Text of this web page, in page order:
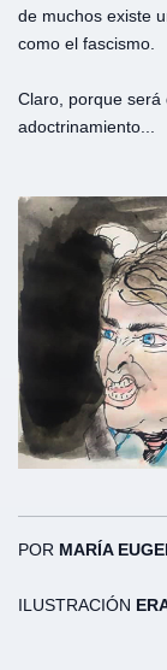
de muchos existe
como el fascismo.
Claro, porque será
adoctrinamiento...
POR MARÍA
ILUSTRACIÓN